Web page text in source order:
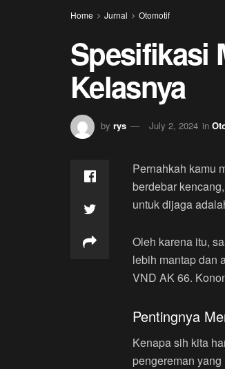
Home Jurnal Otomotif
Spesifikasi
Kelasnya
by rys July 2, 2024 in
Pernahkah kamu
berdebar
untuk dijaga
Oleh karena itu,
lebih mantap dan
VND AK 66.
Pentingnya
Kenapa sih kita
pengereman